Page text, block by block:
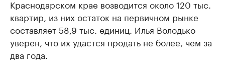
Краснодарском крае возводится около 120 тыс.
квартир, из них остаток на первичном рынке
составляет 58,9 тыс. единиц. Илья Володько
уверен, что их удастся продать не более, чем за
два года.